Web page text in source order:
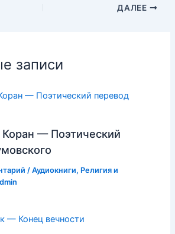
ДАЛЕЕ
записи
— Поэтический
/Аудиокниги, Религия и